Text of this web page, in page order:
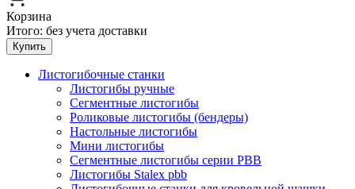
Корзина
Итого: без учета доставки
Купить
Листогибочные станки
Листогибы ручные
Сегментные листогибы
Роликовые листогибы (бендеры)
Настольные листогибы
Мини листогибы
Сегментные листогибы серии PBB
Листогибы Stalex pbb